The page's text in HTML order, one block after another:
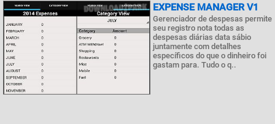
EXPENSE MANAGER V1
Gerenciador de despesas permite
seu registro nota todas as
despesas diárias data sábio
juntamente com detalhes
específicos do que o dinheiro foi
gastam para. Tudo o q..